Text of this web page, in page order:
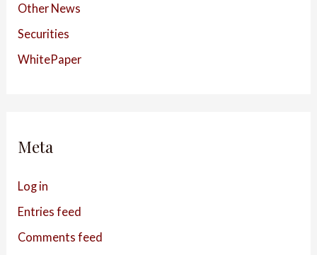
Other News
Securities
WhitePaper
Meta
Log in
Entries feed
Comments feed